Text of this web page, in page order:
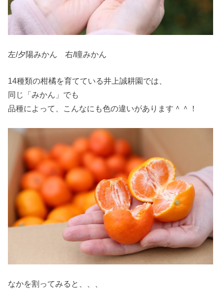
左/夕陽みかん 右/瞳みかん
14種類の柑橘を育てている井上誠耕園では、
同じ「みかん」でも
品種によって、こんなにも色の違いがあります＾＾！
なかを割ってみると、、、